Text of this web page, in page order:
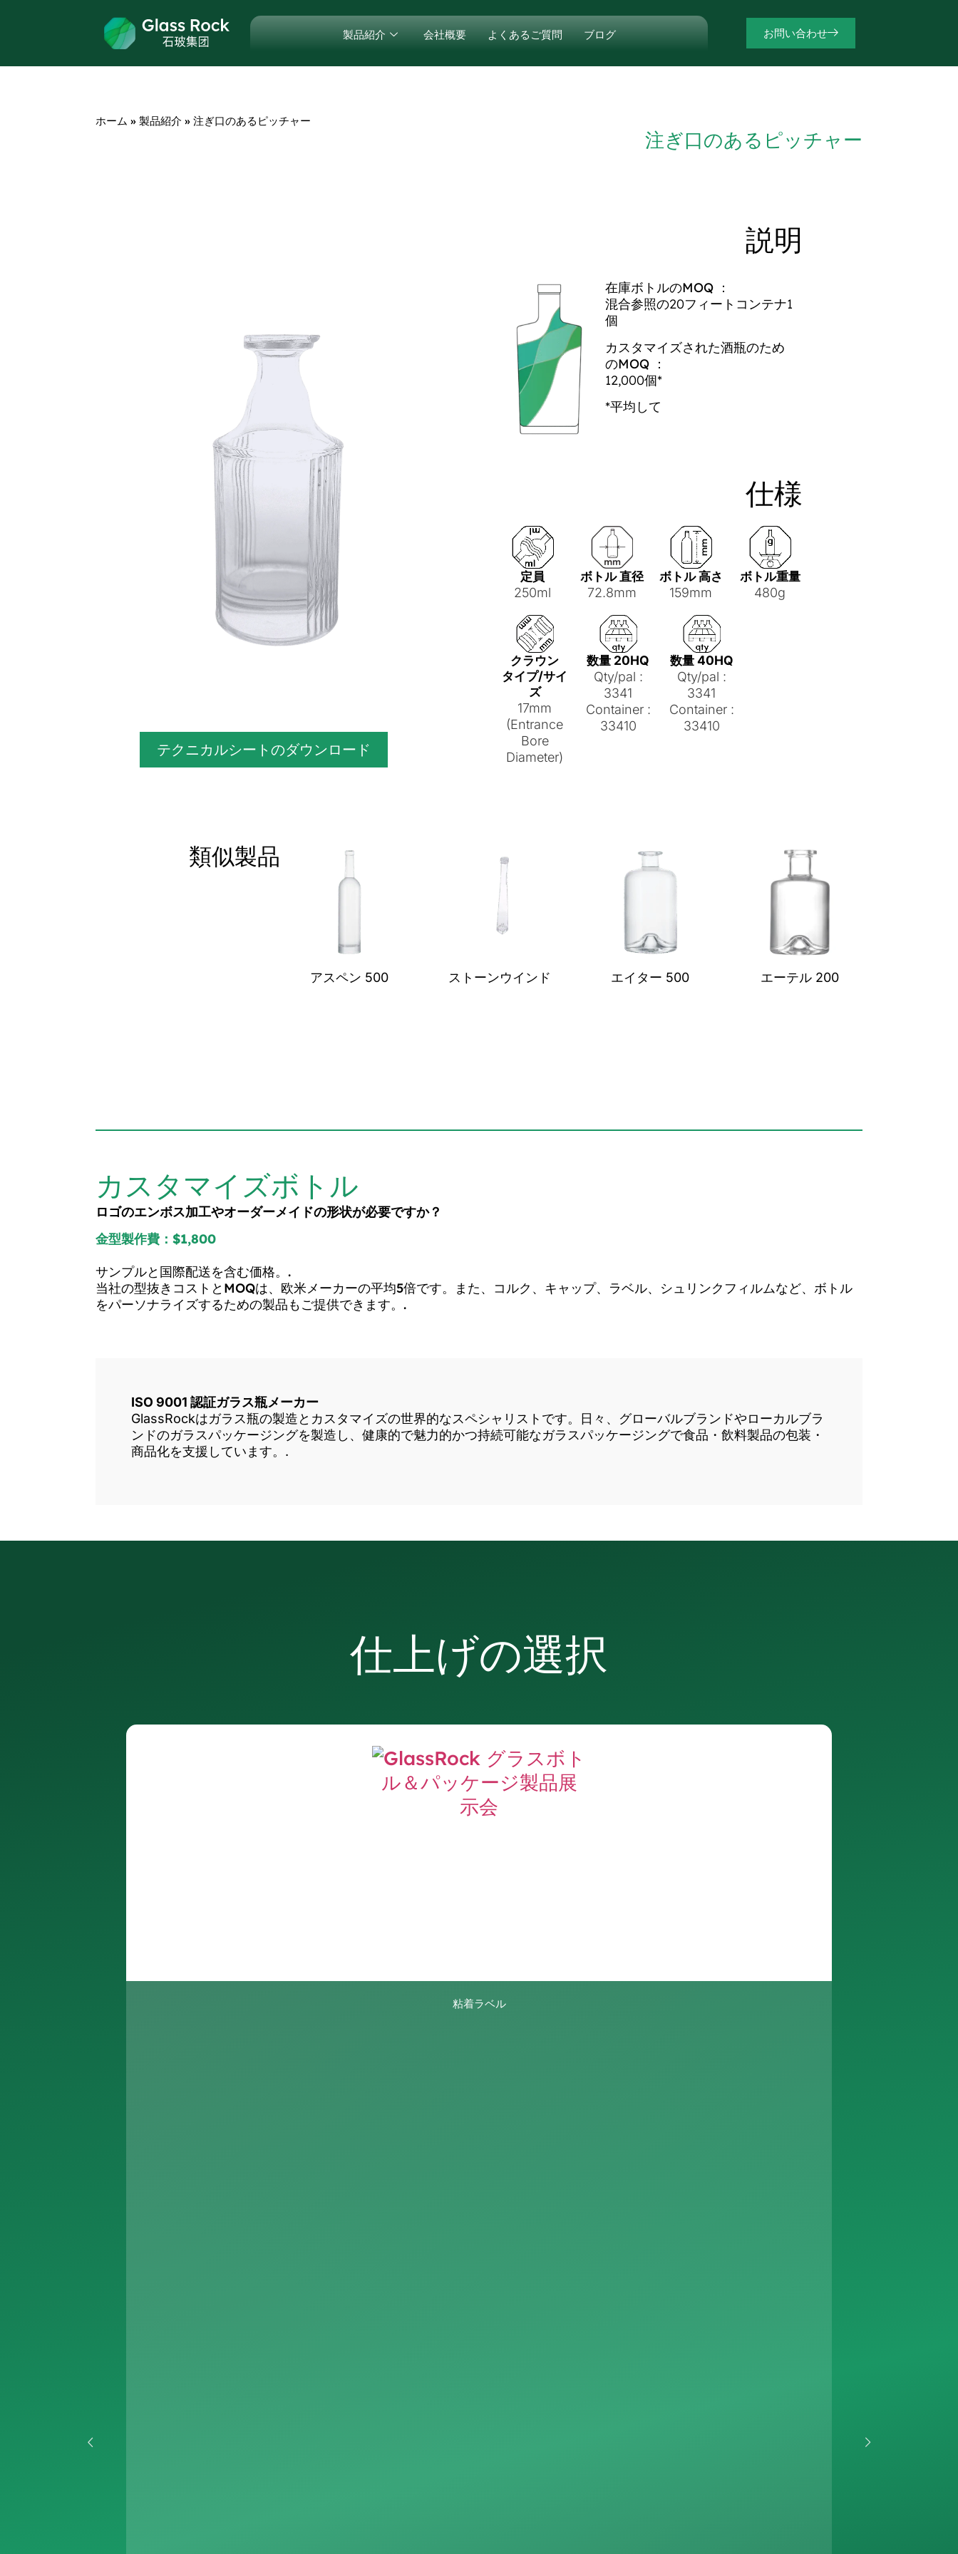
製品紹介 会社概要 よくあるご質問 ブログ お問い合わせ
ホーム »製品紹介 »注ぎ口のあるピッチャー
注ぎ口のあるピッチャー
テクニカルシートのダウンロード
説明
在庫ボトルのMOQ ：
混合参照の20フィートコンテナ1
個
カスタマイズされた酒瓶のため
のMOQ ：
12,000個*
*平均して
仕様
定員
250ml
ボトル 直径
72.8mm
ボトル 高さ
159mm
ボトル重量
480g
クラウン
タイプ/サイ
ズ
17mm
(Entrance
Bore
Diameter)
数量 20HQ
Qty/pal :
3341
Container :
33410
数量 40HQ
Qty/pal :
3341
Container :
33410
類似製品
アスペン 500 ストーンウインド エイター 500 エーテル 200
カスタマイズボトル
ロゴのエンボス加工やオーダーメイドの形状が必要ですか？
金型製作費：$1,800
サンプルと国際配送を含む価格。.
当社の型抜きコストとMOQは、欧米メーカーの平均5倍です。また、コルク、キャップ、ラベル、シュリンクフィルムなど、ボトル
をパーソナライズするための製品もご提供できます。.
ISO 9001 認証ガラス瓶メーカー
GlassRockはガラス瓶の製造とカスタマイズの世界的なスペシャリストです。日々、グローバルブランドやローカルブラ
ンドのガラスパッケージングを製造し、健康的で魅力的かつ持続可能なガラスパッケージングで食品・飲料製品の包装・
商品化を支援しています。.
仕上げの選択
粘着ラベル